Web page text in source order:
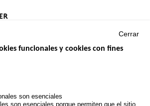
PERSONALES PROCEDENTES DE
Cerrar
funcionales y cookies con fines
son esenciales
son esenciales porque permiten que el sitio